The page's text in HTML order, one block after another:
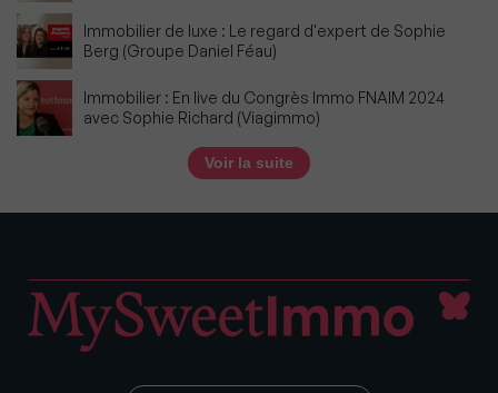
Immobilier de luxe : Le regard d'expert de Sophie
Berg (Groupe Daniel Féau)
Immobilier : En live du Congrès Immo FNAIM 2024
avec Sophie Richard (Viagimmo)
Voir la suite